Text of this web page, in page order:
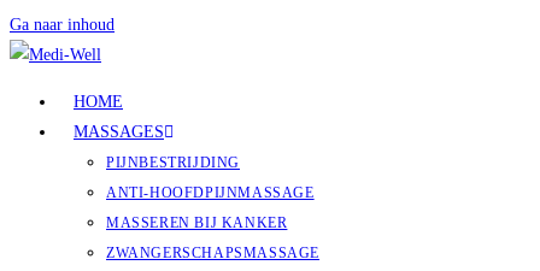
Ga naar inhoud
HOME
MASSAGES
PIJNBESTRIJDING
ANTI-HOOFDPIJNMASSAGE
MASSEREN BIJ KANKER
ZWANGERSCHAPSMASSAGE